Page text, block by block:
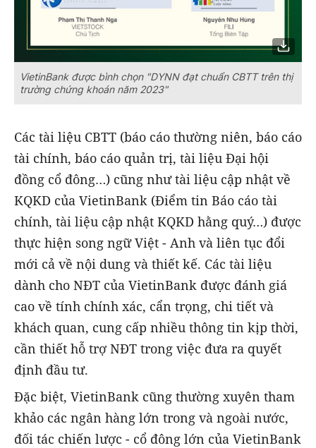
VietinBank được bình chọn "DYNN đạt chuẩn CBTT trên thị
trường chứng khoán năm 2023"
Các tài liệu CBTT (báo cáo thường niên, báo cáo
tài chính, báo cáo quản trị, tài liệu Đại hội
đồng cổ đông…) cũng như tài liệu cập nhật về
KQKD của VietinBank (Điểm tin Báo cáo tài
chính, tài liệu cập nhật KQKD hằng quý…) được
thực hiện song ngữ Việt - Anh và liên tục đổi
mới cả về nội dung và thiết kế. Các tài liệu
dành cho NĐT của VietinBank được đánh giá
cao về tính chính xác, cẩn trọng, chi tiết và
khách quan, cung cấp nhiều thông tin kịp thời,
cần thiết hỗ trợ NĐT trong việc đưa ra quyết
định đầu tư.
Đặc biệt, VietinBank cũng thường xuyên tham
khảo các ngân hàng lớn trong và ngoài nước,
đối tác chiến lược - cổ đông lớn của VietinBank